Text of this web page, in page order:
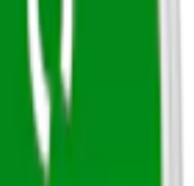
Max 6
Icy Peppermint